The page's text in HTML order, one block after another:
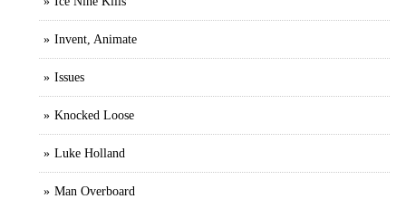
Invent, Animate
Issues
Knocked Loose
Luke Holland
Man Overboard